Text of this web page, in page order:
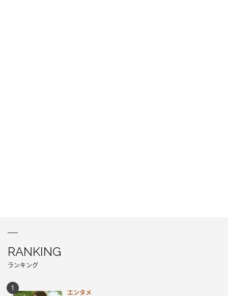
RANKING
ランキング
エンタメ